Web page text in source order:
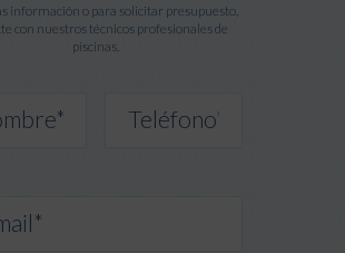
información o para solicitar presupuesto,
con nuestros técnicos profesionales de
piscinas.